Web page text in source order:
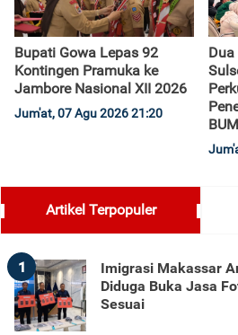
Bupati Gowa Lepas 92
Kontingen Pramuka ke
Jambore Nasional XII 2026
Jum'at, 07 Agu 2026 21:20
Dua
Artikel Terpopuler
1
Imigrasi Makassar
Diduga Buka Jasa
Sesuai